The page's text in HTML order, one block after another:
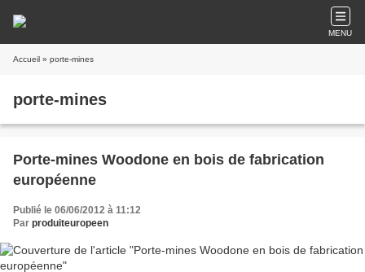
MENU
Accueil » porte-mines
porte-mines
Porte-mines Woodone en bois de fabrication
européenne
Publié le 06/06/2012 à 11:12
Par produiteuropeen